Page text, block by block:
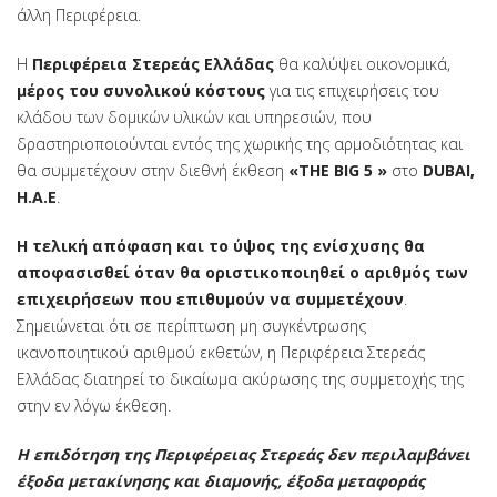
άλλη Περιφέρεια.
Η Περιφέρεια Στερεάς Ελλάδας θα καλύψει οικονομικά,
μέρος του συνολικού κόστους για τις επιχειρήσεις του
κλάδου των δομικών υλικών και υπηρεσιών, που
δραστηριοποιούνται εντός της χωρικής της αρμοδιότητας και
θα συμμετέχουν στην διεθνή έκθεση «THE BIG 5 » στο DUBAI,
Η.Α.Ε.
Η τελική απόφαση και το ύψος της ενίσχυσης θα
αποφασισθεί όταν θα οριστικοποιηθεί ο αριθμός των
επιχειρήσεων που επιθυμούν να συμμετέχουν.
Σημειώνεται ότι σε περίπτωση μη συγκέντρωσης
ικανοποιητικού αριθμού εκθετών, η Περιφέρεια Στερεάς
Ελλάδας διατηρεί το δικαίωμα ακύρωσης της συμμετοχής της
στην εν λόγω έκθεση.
Η επιδότηση της Περιφέρειας Στερεάς δεν περιλαμβάνει
έξοδα μετακίνησης και διαμονής, έξοδα μεταφοράς